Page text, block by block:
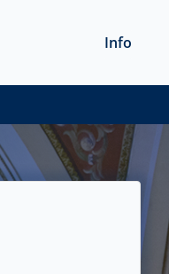
Info